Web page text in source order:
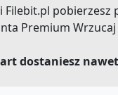
Filebit.pl pobierzesz
Premium
dostaniesz